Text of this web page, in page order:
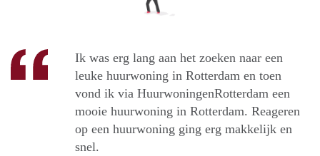
Ik was erg lang aan het zoeken naar een
leuke huurwoning in Rotterdam en toen
vond ik via HuurwoningenRotterdam een
mooie huurwoning in Rotterdam. Reageren
op een huurwoning ging erg makkelijk en
snel.